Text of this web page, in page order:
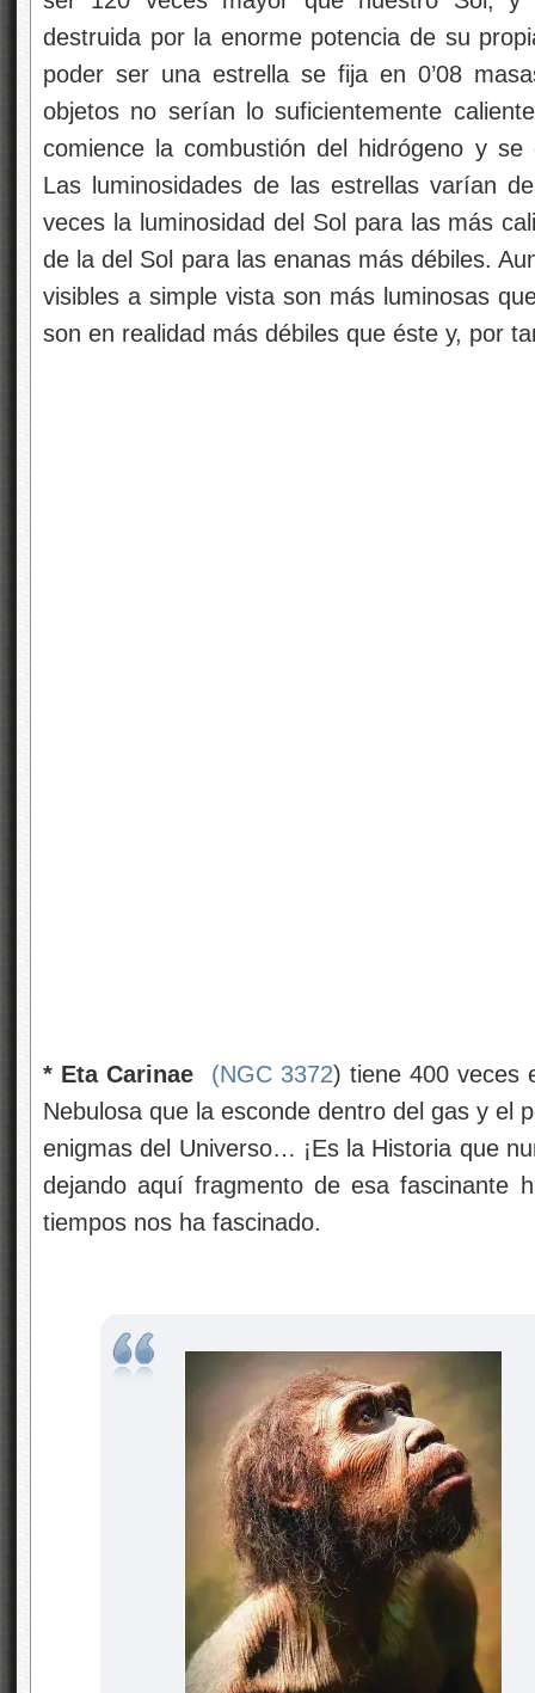
destruida por la enorme potencia de su
poder ser una estrella se fija en 0’08
objetos no serían lo suficientemente
comience la combustión del hidrógeno y
Las luminosidades de las estrellas varían
veces la luminosidad del Sol para las más
de la del Sol para las enanas más débiles.
visibles a simple vista son más luminosas
son en realidad más débiles que éste y, por
* Eta Carinae (NGC 3372) tiene 400 veces
Nebulosa que la esconde dentro del gas y el
enigmas del Universo… ¡Es la Historia que
dejando aquí fragmento de esa fascinante
tiempos nos ha fascinado.